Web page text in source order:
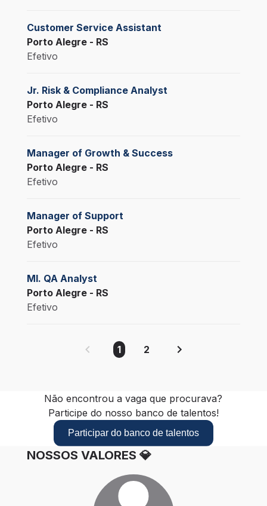
Customer Service Assistant
Porto Alegre - RS
Efetivo
Jr. Risk & Compliance Analyst
Porto Alegre - RS
Efetivo
Manager of Growth & Success
Porto Alegre - RS
Efetivo
Manager of Support
Porto Alegre - RS
Efetivo
Ml. QA Analyst
Porto Alegre - RS
Efetivo
1 2
Não encontrou a vaga que procurava?
Participe do nosso banco de talentos!
Participar do banco de talentos
NOSSOS VALORES 💎